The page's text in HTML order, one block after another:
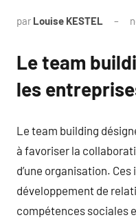
par Louise KESTEL
Le team
les
Le team building
à favoriser la
d’une organisation.
développement de
compétences sociales